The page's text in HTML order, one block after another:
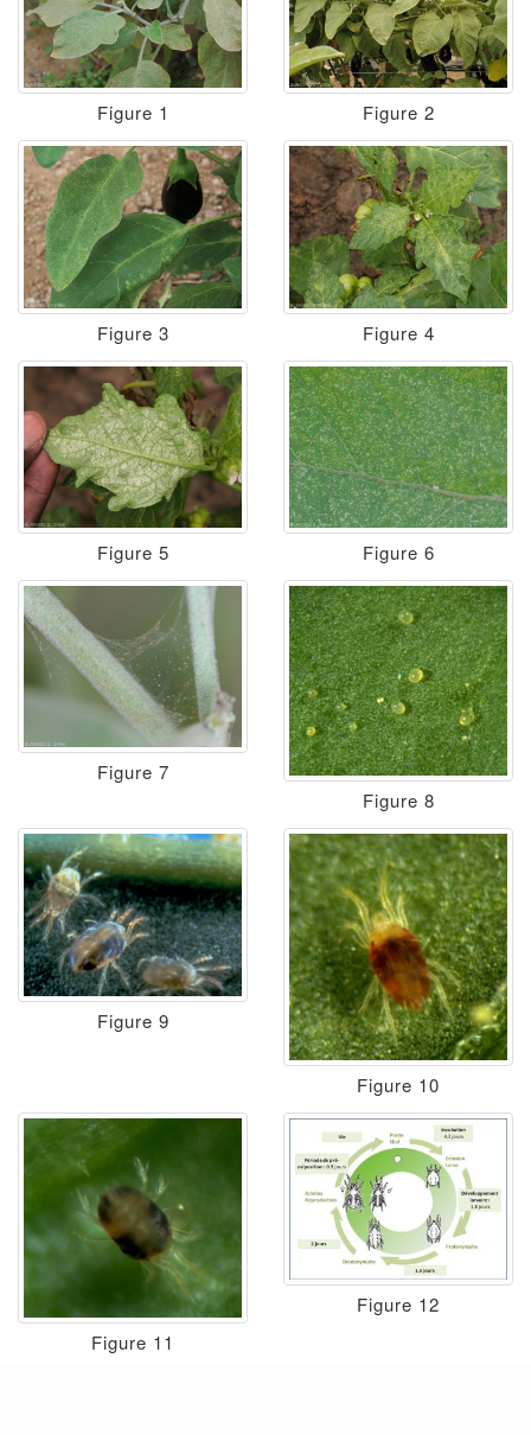
Figure 1 Figure 2
Figure 3 Figure 4
Figure 5 Figure 6
Figure 7
Figure 8
Figure 9
Figure 10
Figure 11
Figure 12